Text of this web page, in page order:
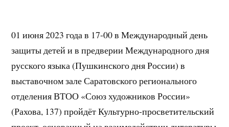
01 июня 2023 года в 17-00 в Международный день
защиты детей и в предверии Международного дня
русского языка (Пушкинского дня России) в
выставочном зале Саратовского регионального
отделения ВТОО «Союз художников России»
(Рахова, 137) пройдёт Культурно-просветительский